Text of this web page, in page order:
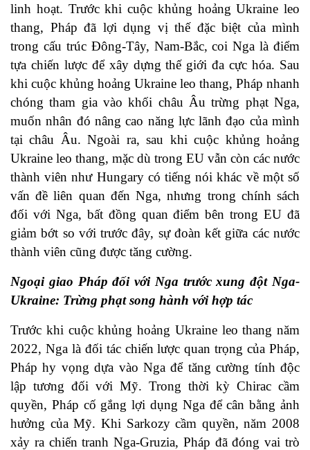
linh hoạt. Trước khi cuộc khủng hoảng Ukraine leo
thang, Pháp đã lợi dụng vị thế đặc biệt của mình
trong cấu trúc Đông-Tây, Nam-Bắc, coi Nga là điểm
tựa chiến lược để xây dựng thế giới đa cực hóa. Sau
khi cuộc khủng hoảng Ukraine leo thang, Pháp nhanh
chóng tham gia vào khối châu Âu trừng phạt Nga,
muốn nhân đó nâng cao năng lực lãnh đạo của mình
tại châu Âu. Ngoài ra, sau khi cuộc khủng hoảng
Ukraine leo thang, mặc dù trong EU vẫn còn các nước
thành viên như Hungary có tiếng nói khác về một số
vấn đề liên quan đến Nga, nhưng trong chính sách
đối với Nga, bất đồng quan điểm bên trong EU đã
giảm bớt so với trước đây, sự đoàn kết giữa các nước
thành viên cũng được tăng cường.
Ngoại giao Pháp đối với Nga trước xung đột Nga-
Ukraine: Trừng phạt song hành với hợp tác
Trước khi cuộc khủng hoảng Ukraine leo thang năm
2022, Nga là đối tác chiến lược quan trọng của Pháp,
Pháp hy vọng dựa vào Nga để tăng cường tính độc
lập tương đối với Mỹ. Trong thời kỳ Chirac cầm
quyền, Pháp cố gắng lợi dụng Nga để cân bằng ảnh
hưởng của Mỹ. Khi Sarkozy cầm quyền, năm 2008
xảy ra chiến tranh Nga-Gruzia, Pháp đã đóng vai trò